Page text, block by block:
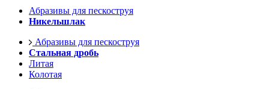
Абразивы для пескоструя
Никельшлак
Абразивы для пескоструя
Стальная дробь
Литая
Колотая